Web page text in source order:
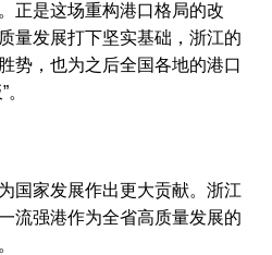
正是这场重构港口格局的改
量发展打下坚实基础，浙江的
势，也为之后全国各地的港口
国家发展作出更大贡献。浙江
流强港作为全省高质量发展的